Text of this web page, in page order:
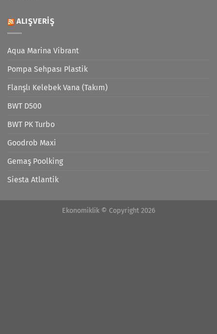
ALIŞVERIŞ
Aqua Marina Vibrant
Pompa Sehpası Plastik
Flanşlı Kelebek Vana (Takım)
BWT D500
BWT PK Turbo
Goodrob Maxi
Gemaş Poolking
Siesta Atlantik
Ekonomiklik © Copyright 2026